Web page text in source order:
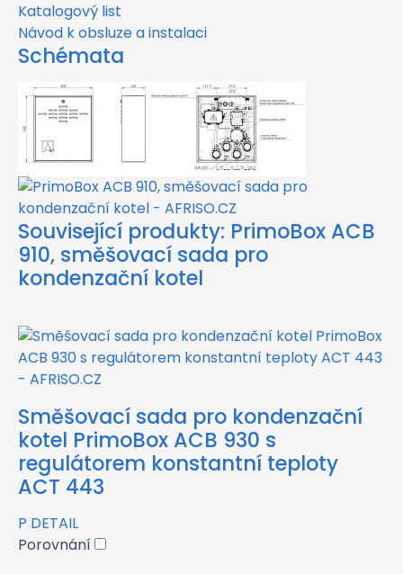
Katalogový list
Návod k obsluze a instalaci
Schémata
Související produkty: PrimoBox ACB
910, směšovací sada pro
kondenzační kotel
Směšovací sada pro kondenzační
kotel PrimoBox ACB 930 s
regulátorem konstantní teploty
ACT 443
P DETAIL
Porovnání